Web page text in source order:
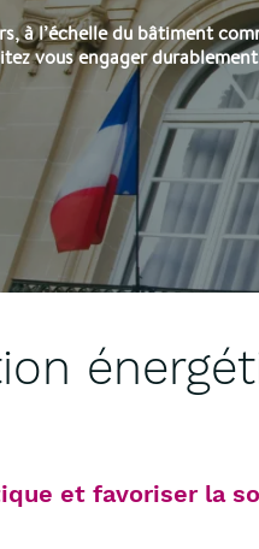
à l’échelle du bâtiment
vous engager
et favoriser la